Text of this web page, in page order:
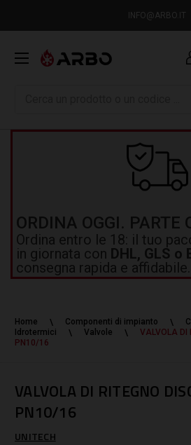
INFO@ARBO.IT
ORDINA OGGI. PARTE
Ordina entro le 18: il tuo
in giornata con DHL, GLS o
consegna rapida e affidabile.
Home Componenti di impianto
Idrotermici
Valvole
VALVOLA DI
PN10/16
VALVOLA DI RITEGNO
PN10/16
UNITECH